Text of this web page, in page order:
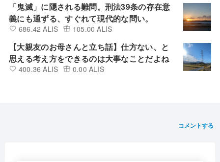
「鬼滅」に隠される難問。刑法39条の存在意
義にも通ずる、すぐれて現代的な問い。
686.42 ALIS 105.00 ALIS
【大親友のお母さんと立ち話】仕方ない、と
思える考え方をできるのは大事なことだよね
400.36 ALIS 0.00 ALIS
コメントする